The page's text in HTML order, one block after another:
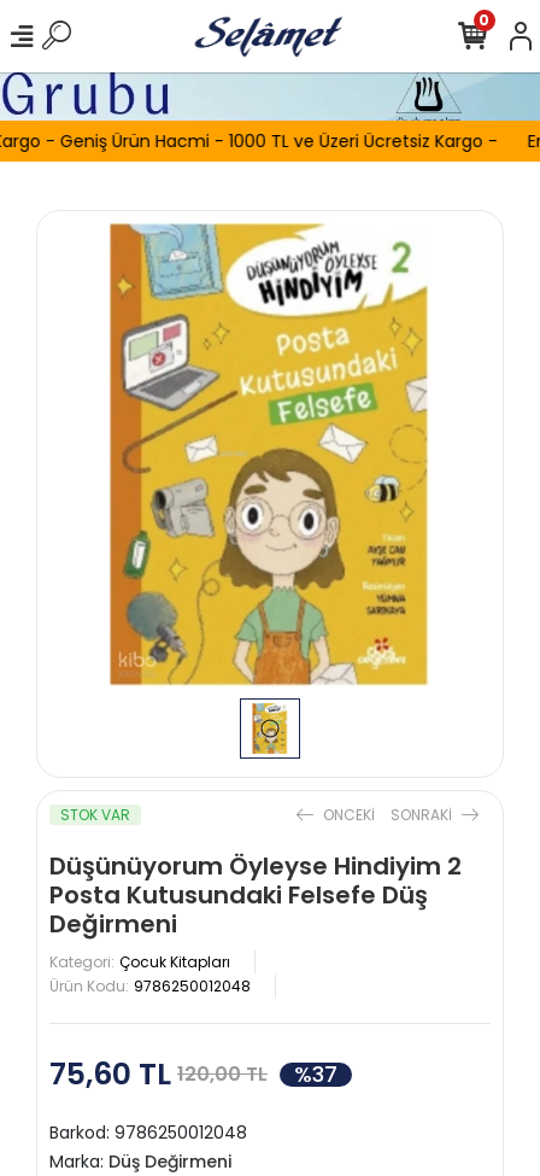
- Geniş Ürün Hacmi - 1000 TL ve Üzeri Ücretsiz Kargo -
0
STOK VAR ONCEKI SONRAKI
Düşünüyorum Öyleyse Hindiyim 2
Posta Kutusundaki Felsefe Düş
Değirmeni
Kategori: Çocuk Kitapları
Ürün Kodu: 9786250012048
75,60 TL 120,00 TL %37
Barkod: 9786250012048
Marka: Düş Değirmeni